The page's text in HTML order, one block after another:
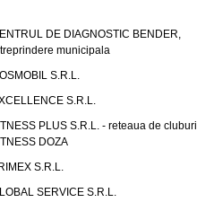
DE DIAGNOSTIC BENDER,
municipala
S.R.L.
S.R.L.
PLUS S.R.L. - reteaua de cluburi
DOZA
S.R.L.
SERVICE S.R.L.